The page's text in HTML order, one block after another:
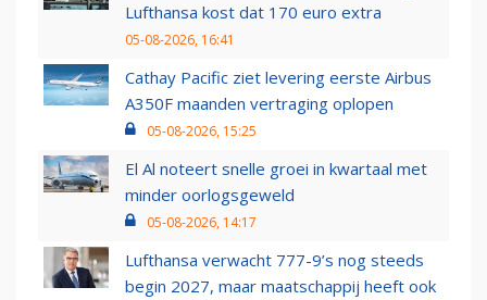
Lufthansa kost dat 170 euro extra
05-08-2026, 16:41
Cathay Pacific ziet levering eerste Airbus
A350F maanden vertraging oplopen
05-08-2026, 15:25
El Al noteert snelle groei in kwartaal met
minder oorlogsgeweld
05-08-2026, 14:17
Lufthansa verwacht 777-9’s nog steeds
begin 2027, maar maatschappij heeft ook